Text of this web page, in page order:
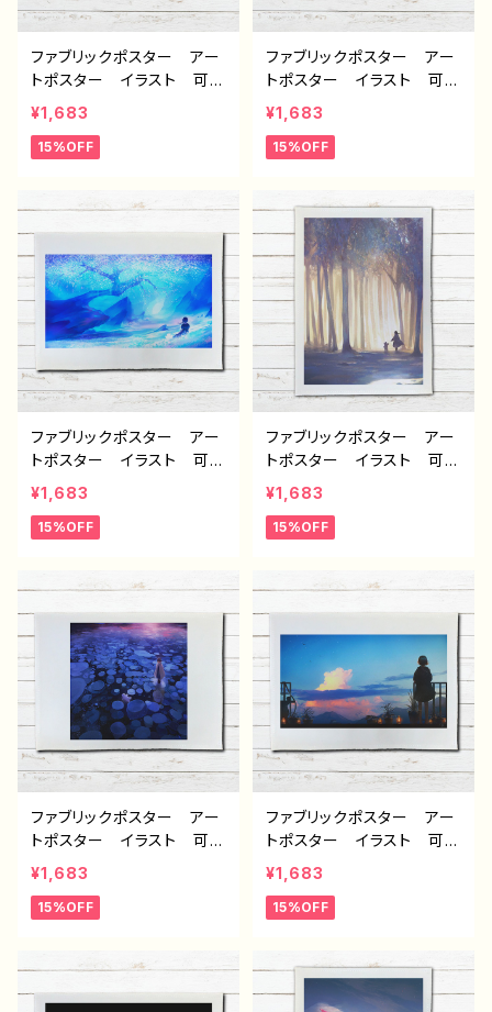
ファブリックポスター アー
トポスター イラスト 可愛
い女の子 おしゃれ エモ
い かっこいい 風景 綺
麗 美しい 景色 インテ
ズ タイトル：斑雪 作：ア
ナ B-2
¥1,683
15%OFF
ファブリックポスター アー
トポスター イラスト 可愛
い女の子 おしゃれ エモ
い 風景 綺麗 美しい
景色 かっこいい インテリ
レーター 絵師 オリジナ
ル デザイン グッズ タイ
トル：海に還る 作：アナ
B-2
¥1,683
15%OFF
ファブリックポスター アー
トポスター イラスト 可愛
い女の子 おしゃれ エモ
い 風景 綺麗 美しい
景色 インテリア おすす
ン グッズ タイトル：星々
の帰る場所 作：アナ B-2
¥1,683
15%OFF
ファブリックポスター アー
トポスター イラスト 可愛
い女の子 おしゃれ エモ
い 風景 綺麗 美しい
景色 くま インテリア お
消えてしまわないように
作：アナ B-2
¥1,683
15%OFF
ファブリックポスター アー
トポスター イラスト 可愛
い女の子 おしゃれ エモ
い 風景 綺麗 美しい
景色 くま インテリア お
ザイン グッズ タイトル：
¥1,683
15%OFF
ファブリックポスター アー
トポスター イラスト 可愛
い女の子 おしゃれ 後ろ
姿 エモい 風景 綺麗
美しい 景色 インテリ
レーター 絵師 オリジナ
ル デザイン グッズ タイ
¥1,683
15%OFF